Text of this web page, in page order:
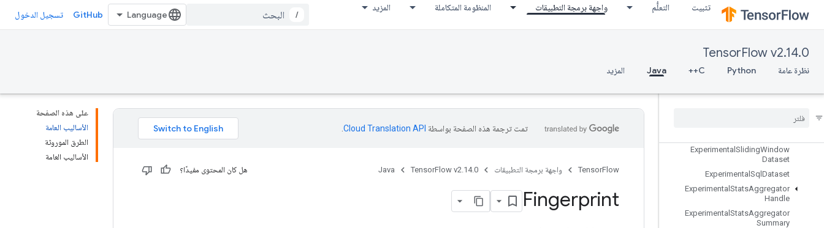
تثبيت التعلُّم واجهة برمجة التطبيقات المنظومة المتكاملة المزيد
/
GitHub تسجيل الدخول
TensorFlow v2.14.0
نظرة عامة Python
C++
Java المزيد
ExperimentalMatchingFilesDatase
t
ExperimentalMaxIntraOpParallelis
ExperimentalParseExampleDataset
ExperimentalPrivateThreadPoolDa
ExperimentalRandomDataset
Experimental SlidingWindow
Dataset
Experimental Sql Dataset
Experimental StatsAggregator
Handle
Experimental StatsAggregator
Summary
على هذه الصفحة
الأساليب العامة
الطرق الموروثة
الأساليب العامة
تمت ترجمة هذه الصفحة بواسطة Cloud Translation API‏
TensorFlow واجهة برمجة التطبيقات TensorFlow v2.14.0
Java هل كان المحتوى مفيدًا؟
Fingerprint